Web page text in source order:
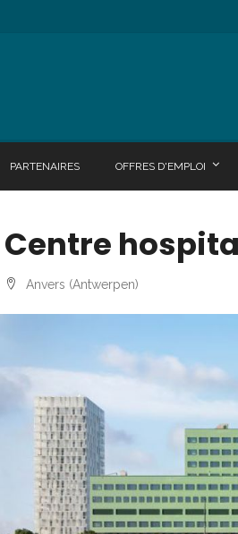
PARTENAIRES OFFRES D'EMPLOI
Centre
Anvers (Antwerpen)